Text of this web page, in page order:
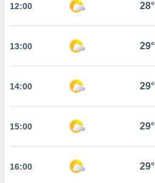
a la
todas
nuestros
análisis
así como
en
CONFIGURACIÓN
12:00 28°
13:00 29°
14:00 29°
15:00 29°
16:00 29°